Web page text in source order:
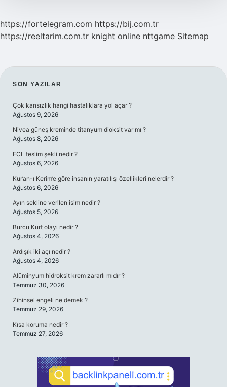
https://fortelegram.com https://bij.com.tr
https://reeltarim.com.tr knight online nttgame Sitemap
SIDEBAR
SON YAZILAR
Çok kansızlık hangi hastalıklara yol açar ?
Ağustos 9, 2026
Nivea güneş kreminde titanyum dioksit var mı ?
Ağustos 8, 2026
FCL teslim şekli nedir ?
Ağustos 6, 2026
Kur’an-ı Kerim’e göre insanın yaratılışı özellikleri nelerdir ?
Ağustos 6, 2026
Ayın sekline verilen isim nedir ?
Ağustos 5, 2026
Burcu Kurt olayı nedir ?
Ağustos 4, 2026
Ardışık iki açı nedir ?
Ağustos 4, 2026
Alüminyum hidroksit krem zararlı mıdır ?
Temmuz 30, 2026
Zihinsel engeli ne demek ?
Temmuz 29, 2026
Kısa koruma nedir ?
Temmuz 27, 2026